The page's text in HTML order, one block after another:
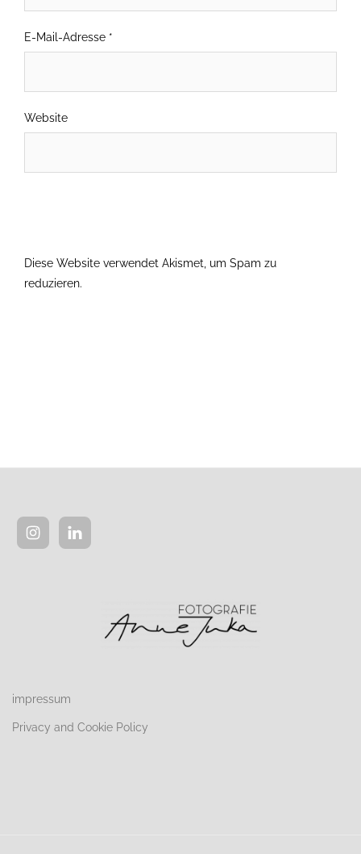
E-Mail-Adresse *
Website
Diese Website verwendet Akismet, um Spam zu
reduzieren.
impressum
Privacy and Cookie Policy